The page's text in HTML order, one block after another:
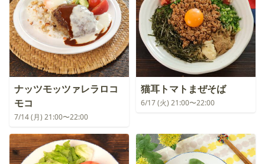
ナッツモッツァレラロコ
モコ
7/14 (月) 21:00〜22:00
猫耳トマトまぜそば
6/17 (火) 21:00〜22:00